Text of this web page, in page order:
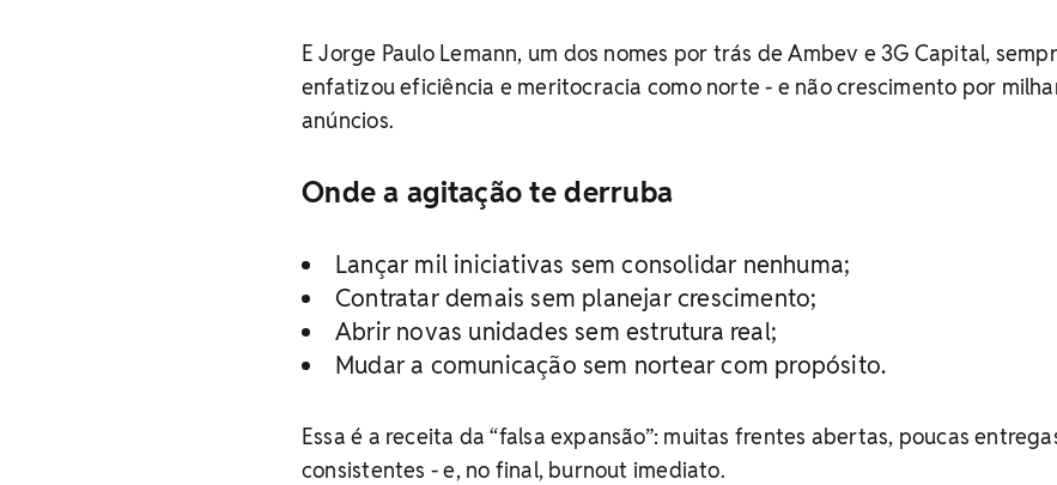
E Jorge Paulo Lemann, um dos nomes por trás de Ambev e 3G Capital,
enfatizou eficiência e meritocracia como norte - e não crescimento por
anúncios.
Onde a agitação te derruba
Lançar mil iniciativas sem consolidar nenhuma;
Contratar demais sem planejar crescimento;
Abrir novas unidades sem estrutura real;
Mudar a comunicação sem nortear com propósito.
Essa é a receita da “falsa expansão”: muitas frentes abertas, poucas
consistentes - e, no final, burnout imediato.